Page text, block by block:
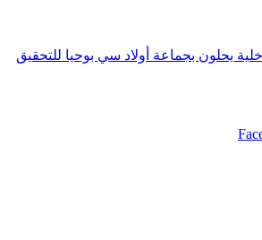
يحلون بجماعة أولاد سي بوحيا للتحقيق